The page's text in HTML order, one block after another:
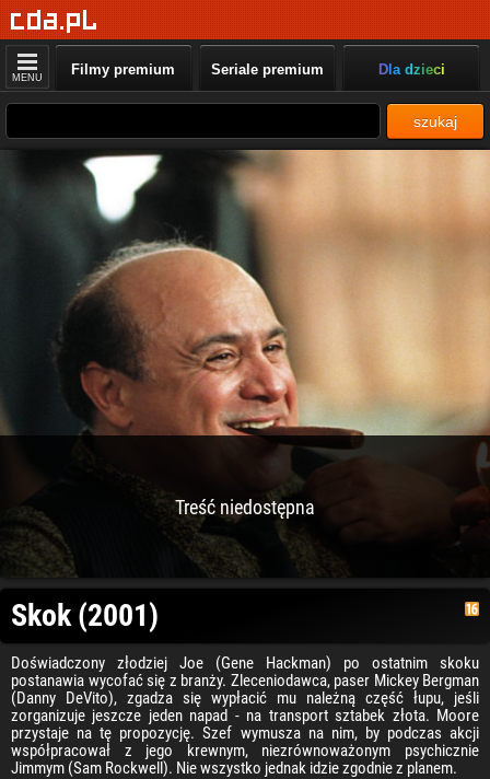
MENU Filmy premium Seriale premium Dla dzieci
szukaj
Treść niedostępna
Skok (2001)
Doświadczony złodziej Joe (Gene Hackman) po ostatnim skoku
postanawia wycofać się z branży. Zleceniodawca, paser Mickey Bergman
(Danny DeVito), zgadza się wypłacić mu należną część łupu, jeśli
zorganizuje jeszcze jeden napad - na transport sztabek złota. Moore
przystaje na tę propozycję. Szef wymusza na nim, by podczas akcji
współpracował z jego krewnym, niezrównoważonym psychicznie
Jimmym (Sam Rockwell). Nie wszystko jednak idzie zgodnie z planem.